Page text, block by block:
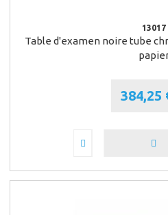
13017
Table d'examen noire tube
384,25